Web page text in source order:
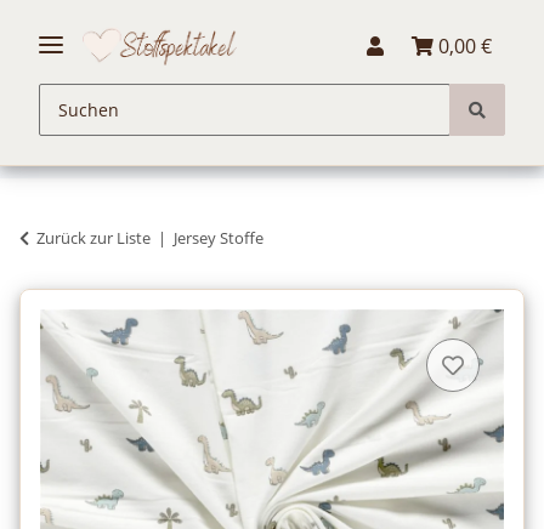
0,00 €
Zurück zur Liste Jersey Stoffe